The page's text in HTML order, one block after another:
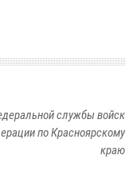
службы войск
по Красноярскому
краю